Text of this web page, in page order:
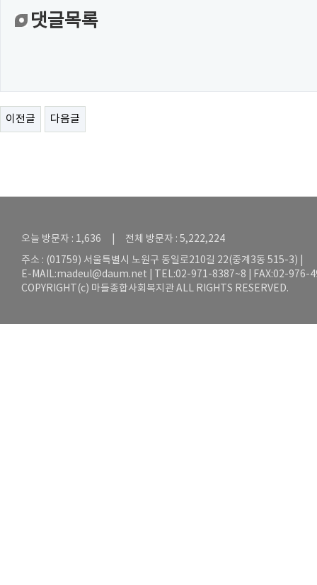
댓글목록
이전글 다음글
오늘 방문자 : 1,636 | 전체 방문자 : 5,222,224
주소 : (01759) 서울특별시 노원구 동일로210길 22(중계3동 515-3) |
E-MAIL:madeul@daum.net | TEL:02-971-8387~8 | FAX:02-976-
COPYRIGHT(c) 마들종합사회복지관 ALL RIGHTS RESERVED.